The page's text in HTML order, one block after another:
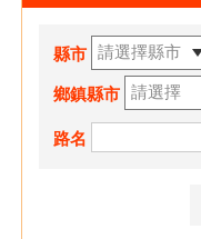
縣市
鄉鎮縣市
路名